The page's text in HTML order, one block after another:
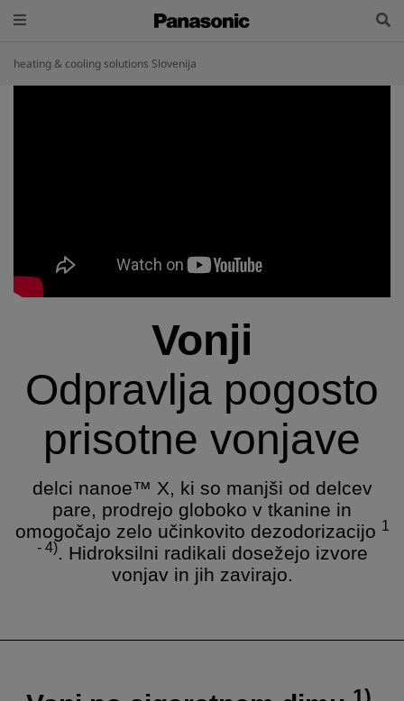
heating & cooling solutions Slovenija
Vonji
Odpravlja pogosto
prisotne vonjave
delci nanoe™ X, ki so manjši od delcev
pare, prodrejo globoko v tkanine in
omogočajo zelo učinkovito dezodorizacijo 1
- 4). Hidroksilni radikali dosežejo izvore
vonjav in jih zavirajo.